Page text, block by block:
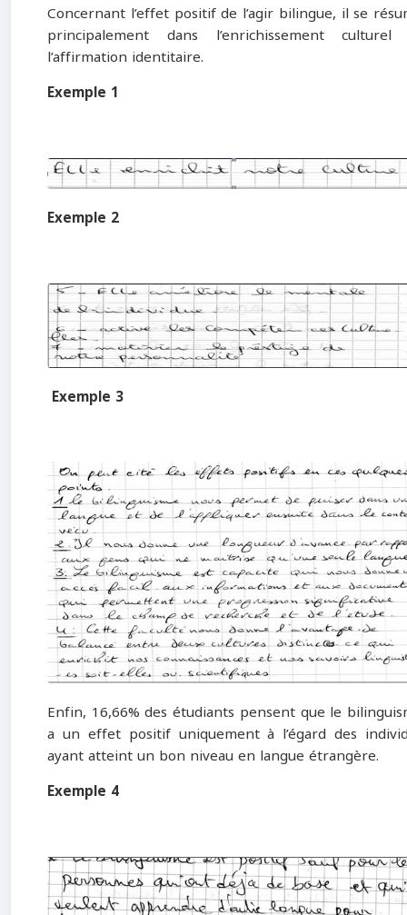
Concernant l’effet positif de l’agir bilingue, il se
principalement dans l’enrichissement
l’affirmation identitaire.
Exemple 1
Exemple 2
Exemple 3
Enfin, 16,66% des étudiants pensent que le
a un effet positif uniquement à l’égard des
ayant atteint un bon niveau en langue étrangère.
Exemple 4